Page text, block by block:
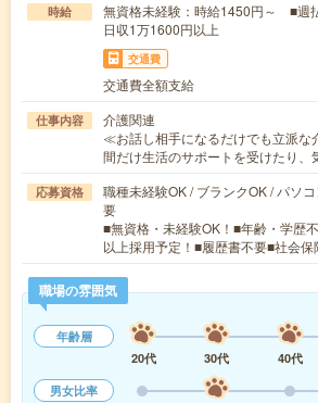
時給
無資格未経験：時給1450円～ ■
日収1万1600円以上
交通費
交通費全額支給
仕事内容
介護関連
≪お話し相手になるだけでも立派
間だけ生活のサポートを受けたり
応募資格
職種未経験OK / ブランクOK / パソ
要
■無資格・未経験OK！■年齢・学歴
以上採用予定！■履歴書不要■社会
職場の雰囲気
年齢層
20代
30代 40代
男女比率